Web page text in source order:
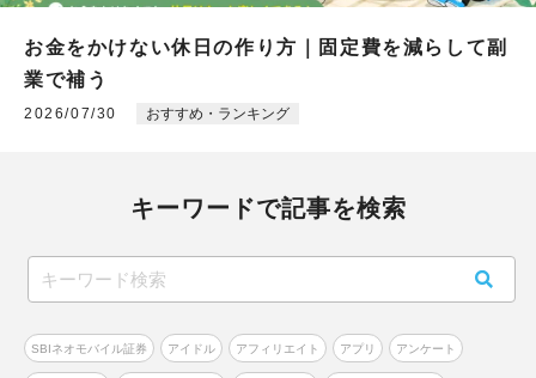
中学生・高校生は副業でいくら稼げる？働ける年齢
のルール
おすすめ・ランキング
お金をかけない休日の作り方｜固定費を減らして副
業で補う
2026/07/30 おすすめ・ランキング
年末年始に稼げる短期副業｜割増賃金でお得に働く
コツ
おすすめ・ランキング
キーワードで記事を検索
SBIネオモバイル証券 アイドル アフィリエイト アプリ アンケート